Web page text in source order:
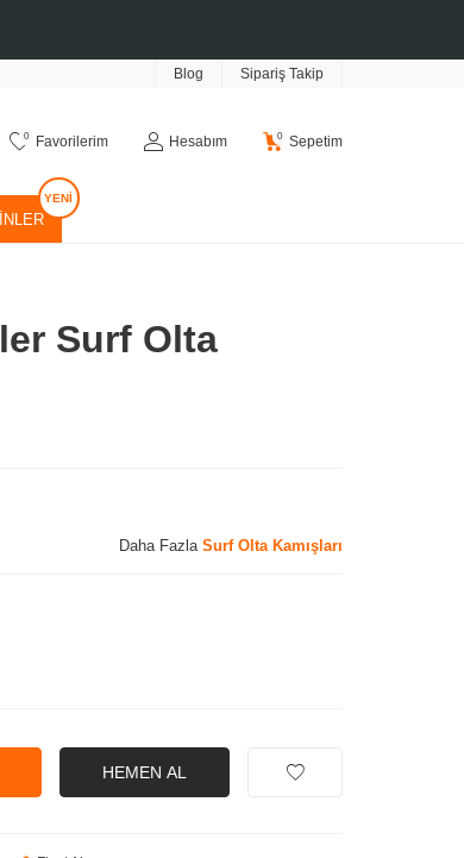
Blog Sipariş Takip
0 Favorilerim Hesabım 0 Sepetim
Surf Olta
Daha Fazla Surf Olta Kamışları
HEMEN AL